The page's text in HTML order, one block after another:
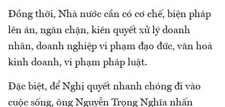
Đồng thời, Nhà nước cần có cơ chế, biện pháp
lên án, ngăn chặn, kiên quyết xử lý doanh
nhân, doanh nghiệp vi phạm đạo đức, văn hoá
kinh doanh, vi phạm pháp luật.
Đặc biệt, để Nghị quyết nhanh chóng đi vào
cuộc sống, ông Nguyễn Trọng Nghĩa nhấn